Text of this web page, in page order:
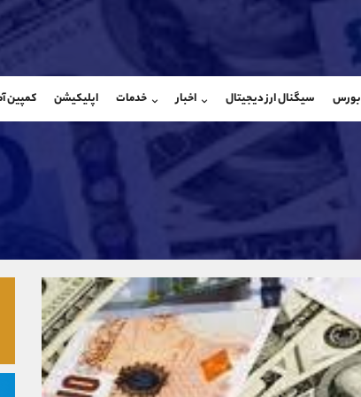
بورس سیگنال ارز دیجیتال اخبار خدمات اپلیکیشن کمپین
شروع گفتگو
@Armteam_admin_33
واتساپ شروع
داخلی